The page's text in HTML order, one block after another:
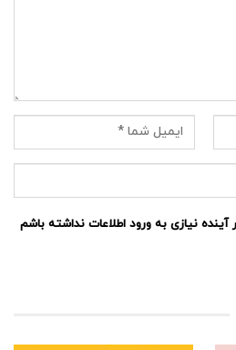
آینده نیازی به ورود اطلاعات نداشته باشم